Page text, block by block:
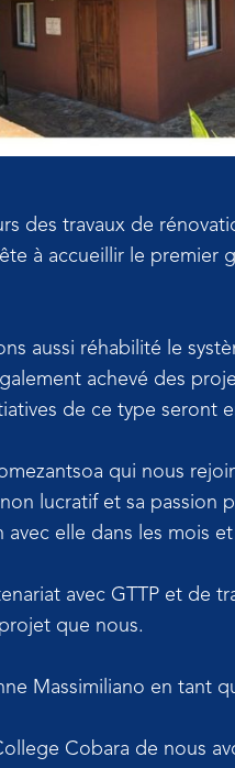
des travaux de
à accueillir le
aussi réhabilité le
achevé des
de ce type seront
qui nous
lucratif et sa
elle dans les mois et
avec GTTP et de
que nous.
Massimiliano en tant
Cobara de nous